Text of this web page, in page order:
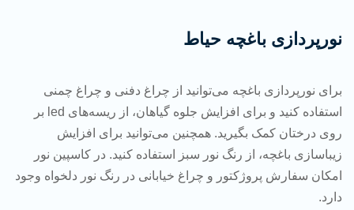
نورپردازی باغچه حیاط
برای نورپردازی باغچه می‌توانید از چراغ دفنی و چراغ چمنی
استفاده کنید و برای افزایش جلوه گیاهان، از ریسه‌های led بر
روی درختان کمک بگیرید. همچنین می‌توانید برای افزایش
زیباسازی باغچه، از رنگ نور سبز استفاده کنید. در کاسپین نور
امکان سفارش پروژکتور و چراغ خیابانی در رنگ نور دلخواه وجود
دارد.